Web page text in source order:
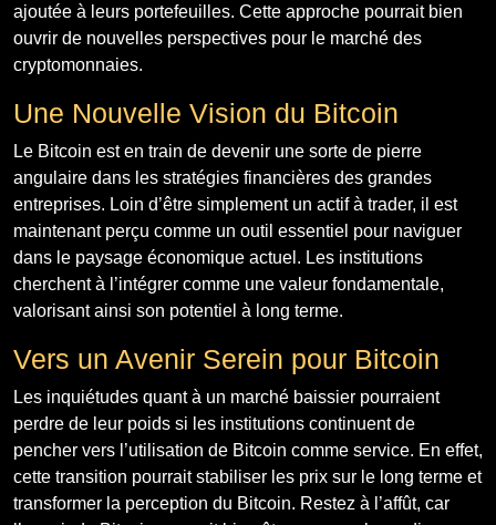
ajoutée à leurs portefeuilles. Cette approche pourrait bien
ouvrir de nouvelles perspectives pour le marché des
cryptomonnaies.
Une Nouvelle Vision du Bitcoin
Le Bitcoin est en train de devenir une sorte de pierre
angulaire dans les stratégies financières des grandes
entreprises. Loin d’être simplement un actif à trader, il est
maintenant perçu comme un outil essentiel pour naviguer
dans le paysage économique actuel. Les institutions
cherchent à l’intégrer comme une valeur fondamentale,
valorisant ainsi son potentiel à long terme.
Vers un Avenir Serein pour Bitcoin
Les inquiétudes quant à un marché baissier pourraient
perdre de leur poids si les institutions continuent de
pencher vers l’utilisation de Bitcoin comme service. En effet,
cette transition pourrait stabiliser les prix sur le long terme et
transformer la perception du Bitcoin. Restez à l’affût, car